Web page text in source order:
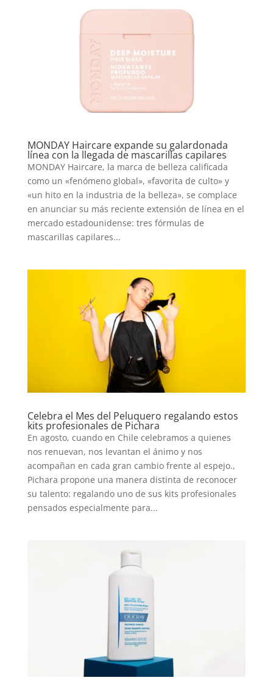
MONDAY Haircare expande su galardonada
línea con la llegada de mascarillas capilares
MONDAY Haircare, la marca de belleza calificada
como un «fenómeno global», «favorita de culto» y
«un hito en la industria de la belleza», se complace
en anunciar su más reciente extensión de línea en el
mercado estadounidense: tres fórmulas de
mascarillas capilares...
Celebra el Mes del Peluquero regalando estos
kits profesionales de Pichara
En agosto, cuando en Chile celebramos a quienes
nos renuevan, nos levantan el ánimo y nos
acompañan en cada gran cambio frente al espejo.,
Pichara propone una manera distinta de reconocer
su talento: regalando uno de sus kits profesionales
pensados especialmente para...